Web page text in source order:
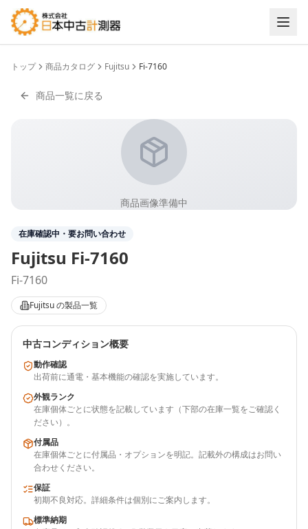
トップ 商品カタログ Fujitsu Fi-7160
商品一覧に戻る
商品画像準備中
在庫確認中・要お問い合わせ
Fujitsu Fi-7160
Fi-7160
Fujitsuの製品一覧
中古コンディション概要
動作確認
出荷前に通電・基本機能の確認を実施しています。
外観ランク
在庫個体ごとに状態を記載しています（下部の在庫一覧をご確認く
ださい）。
付属品
在庫個体ごとに付属品・オプションを明記。記載外の構成はお問い
合わせください。
保証
初期不良対応。詳細条件は個別にご案内します。
標準納期